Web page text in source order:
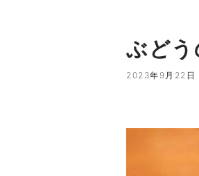
ぶど
2023年9月22日